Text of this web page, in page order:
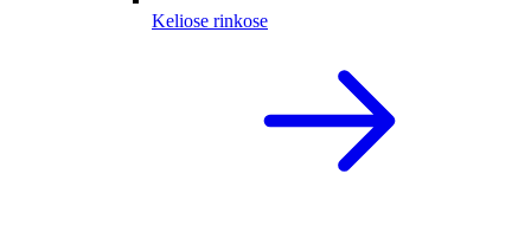
Keliose rinkose